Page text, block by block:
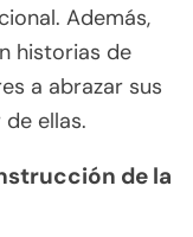
Además,
historias de
a abrazar sus
ellas.
de la